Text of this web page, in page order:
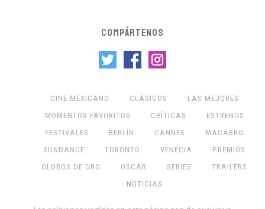
COMPÁRTENOS
CINE MEXICANO CLÁSICOS
LAS MEJORES
MOMENTOS FAVORITOS
CRÍTICAS
ESTRENOS
FESTIVALES
BERLÍN CANNES
MACABRO
SUNDANCE
TORONTO VENECIA
PREMIOS
GLOBOS DE ORO
OSCAR SERIES
TRAILERS
NOTICIAS